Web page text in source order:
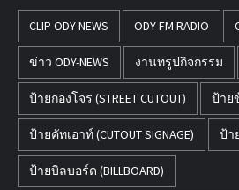
CLIP ODY-NEWS ODY FM RADIO
ข่าว ODY-NEWS งานทรูปกิจกรรม
ป้ายกองโจร (STREET CUTOUT) ป้าย
ป้ายคัทเอาท์ (CUTOUT SIGNAGE) ป้า
ป้ายบิลบอร์ด (BILLBOARD)